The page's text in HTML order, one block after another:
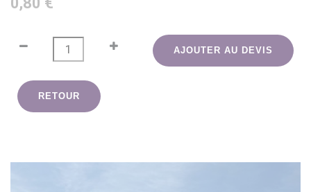
AJOUTER AU DEVIS
RETOUR